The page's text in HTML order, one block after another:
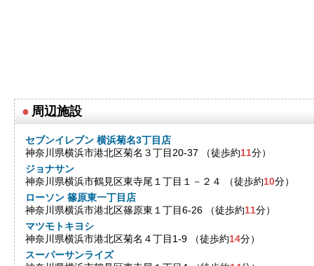
● 周辺施設
セブンイレブン 横浜菊名3丁目店
神奈川県横浜市港北区菊名３丁目20-37 （徒歩約11分）
ジョナサン
神奈川県横浜市鶴見区東寺尾１丁目１－２４ （徒歩約10分）
ローソン 篠原東一丁目店
神奈川県横浜市港北区篠原東１丁目6-26 （徒歩約11分）
マツモトキヨシ
神奈川県横浜市港北区菊名４丁目1-9 （徒歩約14分）
スーパーサンライズ